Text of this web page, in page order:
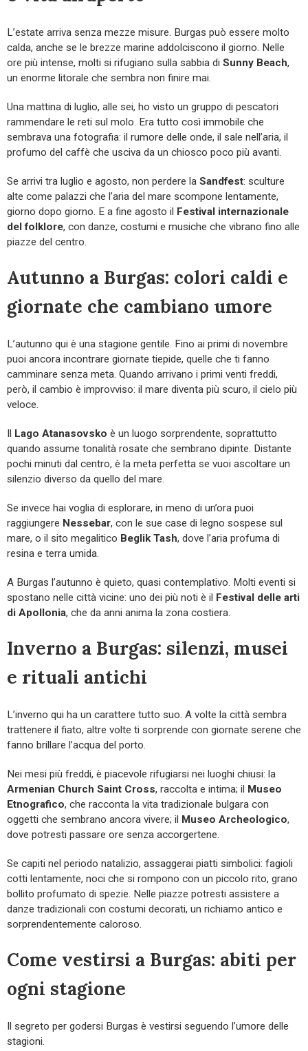
L’estate arriva senza mezze misure. Burgas può essere molto
calda, anche se le brezze marine addolciscono il giorno. Nelle
ore più intense, molti si rifugiano sulla sabbia di Sunny Beach,
un enorme litorale che sembra non finire mai.
Una mattina di luglio, alle sei, ho visto un gruppo di pescatori
rammendare le reti sul molo. Era tutto così immobile che
sembrava una fotografia: il rumore delle onde, il sale nell’aria, il
profumo del caffè che usciva da un chiosco poco più avanti.
Se arrivi tra luglio e agosto, non perdere la Sandfest: sculture
alte come palazzi che l’aria del mare scompone lentamente,
giorno dopo giorno. E a fine agosto il
Festival internazionale
del folklore, con danze, costumi e musiche che vibrano fino alle
piazze del centro.
Autunno a Burgas: colori caldi e
giornate che cambiano umore
L’autunno qui è una stagione gentile. Fino ai primi di novembre
puoi ancora incontrare giornate tiepide, quelle che ti fanno
camminare senza meta. Quando arrivano i primi venti freddi,
però, il cambio è improvviso: il mare diventa più scuro, il cielo più
veloce.
Lago Atanasovsko è un luogo sorprendente, soprattutto
quando assume tonalità rosate che sembrano dipinte. Distante
pochi minuti dal centro, è la meta perfetta se vuoi ascoltare un
silenzio diverso da quello del mare.
Se invece hai voglia di esplorare, in meno di un’ora puoi
raggiungere Nessebar, con le sue case di legno sospese sul
mare, o il sito megalitico Beglik Tash, dove l’aria profuma di
resina e terra umida.
A Burgas l’autunno è quieto, quasi contemplativo. Molti eventi si
spostano nelle città vicine: uno dei più noti è il
Festival delle arti
di Apollonia, che da anni anima la zona costiera.
Inverno a Burgas: silenzi, musei
e rituali antichi
L’inverno qui ha un carattere tutto suo. A volte la città sembra
trattenere il fiato, altre volte ti sorprende con giornate serene che
fanno brillare l’acqua del porto.
Nei mesi più freddi, è piacevole rifugiarsi nei luoghi chiusi: la
Armenian Church Saint Cross, raccolta e intima; il
Museo
Etnografico, che racconta la vita tradizionale bulgara con
oggetti che sembrano ancora vivere; il
Museo Archeologico,
dove potresti passare ore senza accorgertene.
Se capiti nel periodo natalizio, assaggerai piatti simbolici: fagioli
cotti lentamente, noci che si rompono con un piccolo rito, grano
bollito profumato di spezie. Nelle piazze potresti assistere a
danze tradizionali con costumi decorati, un richiamo antico e
sorprendentemente caloroso.
Come vestirsi a Burgas: abiti per
ogni stagione
Il segreto per godersi Burgas è vestirsi seguendo l’umore delle
stagioni.